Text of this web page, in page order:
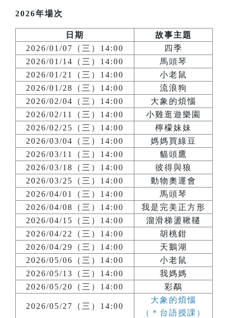
2026年場次
日期
故事主題
2026/01/07（三）14:00
四季
2026/01/14（三）14:00
馬頭琴
2026/01/21（三）14:00
小老鼠
2026/01/28（三）14:00
流浪狗
2026/02/04（三）14:00
大象的煩惱
2026/02/11（三）14:00
小雞逛遊樂園
2026/02/25（三）14:00
檸檬妹妹
2026/03/04（三）14:00
媽媽買綠豆
2026/03/11（三）14:00
貓頭鷹
2026/03/18（三）14:00
彼得與狼
2026/03/25（三）14:00
動物奧運會
2026/04/01（三）14:00
馬頭琴
2026/04/08（三）14:00
我是完美正方形
2026/04/15（三）14:00
溜滑梯盪鞦韆
2026/04/22（三）14:00
胡桃鉗
2026/04/29（三）14:00
天鵝湖
2026/05/06（三）14:00
小老鼠
2026/05/13（三）14:00
我媽媽
2026/05/20（三）14:00
彩鷸
2026/05/27（三）14:00
大象的煩惱
（＊台語授課）